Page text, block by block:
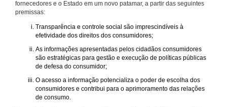
fornecedores e o Estado em um novo patamar, a partir das seguintes
premissas:
Transparência e controle social são imprescindíveis à
efetividade dos direitos dos consumidores;
As informações apresentadas pelos cidadãos consumidores
são estratégicas para gestão e execução de políticas públicas
de defesa do consumidor;
O acesso a informação potencializa o poder de escolha dos
consumidores e contribui para o aprimoramento das relações
de consumo.